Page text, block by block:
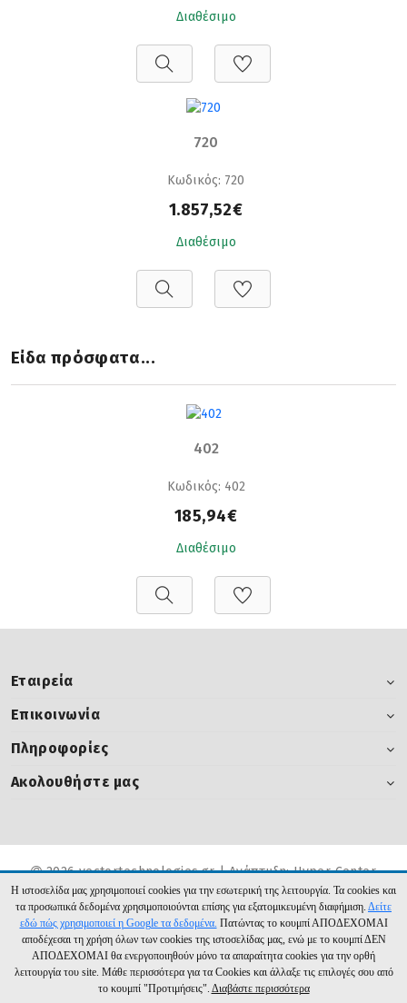
Διαθέσιμο
720
Κωδικός: 720
1.857,52€
Διαθέσιμο
Είδα πρόσφατα...
402
Κωδικός: 402
185,94€
Διαθέσιμο
Εταιρεία
Επικοινωνία
Πληροφορίες
Ακολουθήστε μας
2026 vectortechnologies.gr | Ανάπτυξη:Hyper Center
Η ιστοσελίδα μας χρησιμοποιεί cookies για την εσωτερική της λειτουργία. Τα cookies και
τα προσωπικά δεδομένα χρησιμοποιούνται επίσης για εξατομικευμένη διαφήμιση. Δείτε
εδώ πώς χρησιμοποιεί η Google τα δεδομένα. Πατώντας το κουμπί ΑΠΟΔΕΧΟΜΑΙ
αποδέχεσαι τη χρήση όλων των cookies της ιστοσελίδας μας, ενώ με το κουμπί ΔΕΝ
ΑΠΟΔΕΧΟΜΑΙ θα ενεργοποιηθούν μόνο τα απαραίτητα cookies για την ορθή
λειτουργία του site. Μάθε περισσότερα για τα Cookies και άλλαξε τις επιλογές σου από
το κουμπί "Προτιμήσεις". Διαβάστε περισσότερα